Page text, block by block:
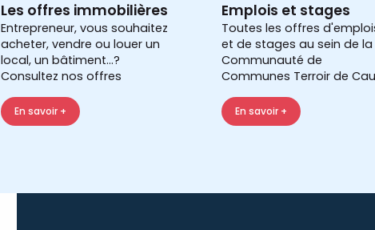
Les offres immobilières
Entrepreneur, vous souhaitez
acheter, vendre ou louer un
local, un bâtiment...?
Consultez nos offres
En savoir +
Emplois et stages
Toutes les offres
et de stages au sein de la
Communauté de
Communes Terroir de
En savoir +